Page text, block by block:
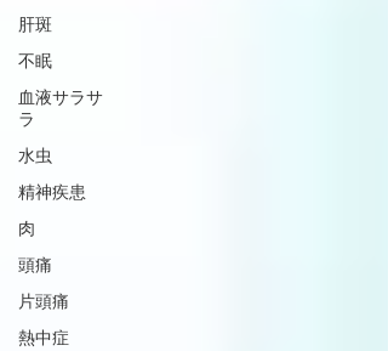
肝斑
不眠
血液サラサ
ラ
水虫
精神疾患
肉
頭痛
片頭痛
熱中症